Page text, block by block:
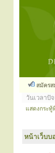
สมัคร
วันเวลาปั
แสดงกระทู้
หน้าเว็บบ